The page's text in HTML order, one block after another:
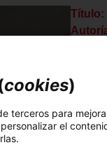
Título:
cookies)
terceros para
el